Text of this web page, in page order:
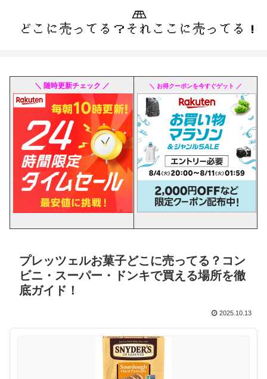
＼ 随時更新チェック ／ ＼ お得クーポンを今すぐゲット ／
プレッツェルお菓子どこに売ってる？コン
ビニ・スーパー・ドンキで買える場所を徹
底ガイド！
2025.10.13